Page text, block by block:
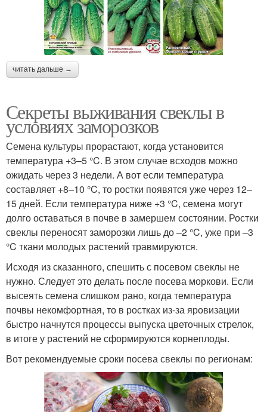
читать дальше →
Секреты выживания свеклы в
условиях заморозков
Семена культуры прорастают, когда установится
температура +3–5 °C. В этом случае всходов можно
ожидать через 3 недели. А вот если температура
составляет +8–10 °C, то ростки появятся уже через 12–
15 дней. Если температура ниже +3 °C, семена могут
долго оставаться в почве в замершем состоянии. Ростки
свеклы переносят заморозки лишь до –2 °C, уже при –3
°C ткани молодых растений травмируются.
Исходя из сказанного, спешить с посевом свеклы не
нужно. Следует это делать после посева моркови. Если
высеять семена слишком рано, когда температура
почвы некомфортная, то в ростках из-за яровизации
быстро начнутся процессы выпуска цветочных стрелок,
в итоге у растений не сформируются корнеплоды.
Вот рекомендуемые сроки посева свеклы по регионам: